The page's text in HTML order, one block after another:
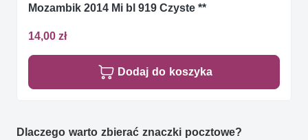
Mozambik 2014 Mi bl 919 Czyste **
14,00 zł
Dodaj do koszyka
Dlaczego warto zbierać znaczki pocztowe?